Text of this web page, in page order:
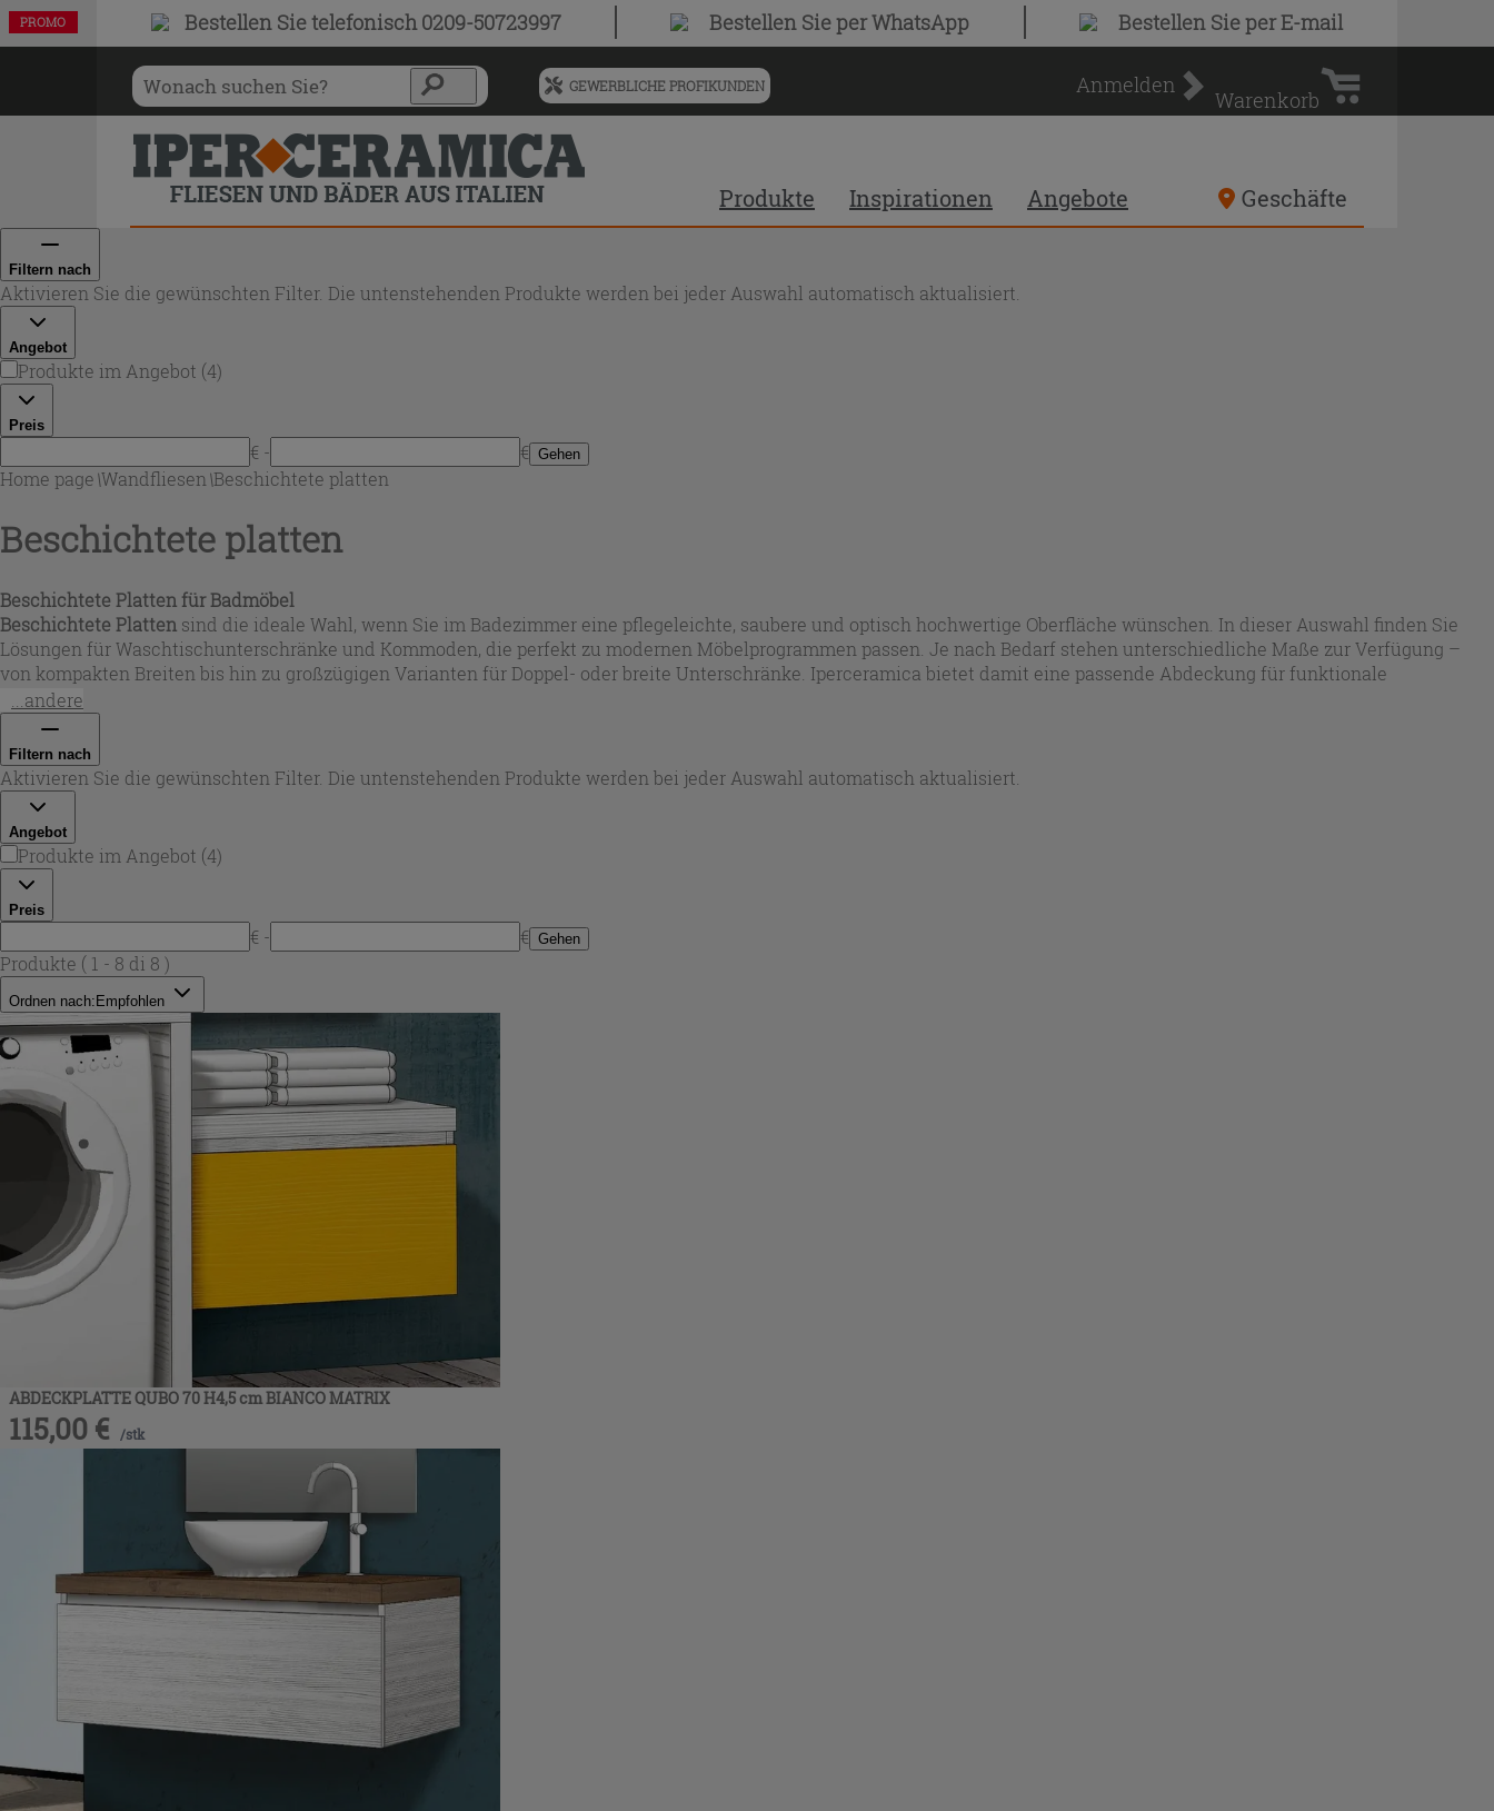
Bestellen Sietelefonisch 0209-50723997 Bestellen Sieper WhatsApp Bestellen Sieper E-mail
Menü
vorgeschlagenen
Siteinhalt
und
Suchprotokoll
GEWERBLICHE PROFIKUNDEN Anmelden
Warenkorb
Warenkorb
Produkte Inspirationen Angebote Geschäfte
Filtern nach
Aktivieren Sie die gewünschten Filter. Die untenstehenden Produkte werden bei jeder Auswahl automatisch aktualisiert.
Angebot
Produkte im Angebot (4)
Preis
€ - € Gehen
Home page\Wandfliesen \Beschichtete platten
Beschichtete platten
Beschichtete Platten für Badmöbel
Beschichtete Platten sind die ideale Wahl, wenn Sie im Badezimmer eine pflegeleichte, saubere und optisch hochwertige Oberfläche wünschen. In dieser Auswahl finden Sie
Lösungen für Waschtischunterschränke und Kommoden, die perfekt zu modernen Möbelprogrammen passen. Je nach Bedarf stehen unterschiedliche Maße zur Verfügung –
von kompakten Breiten bis hin zu großzügigen Varianten für Doppel- oder breite Unterschränke. Iperceramica bietet damit eine passende Abdeckung für funktionale
Badezimmerkonzepte, bei denen Design und Alltagstauglichkeit zusammenkommen.
...andere
Filtern nach
Aktivieren Sie die gewünschten Filter. Die untenstehenden Produkte werden bei jeder Auswahl automatisch aktualisiert.
Angebot
Produkte im Angebot (4)
Preis
€ - € Gehen
Produkte ( 1 - 8 di 8 )
Ordnen nach: Empfohlen
ABDECKPLATTE QUBO 70 H4,5 cm BIANCO MATRIX
115,00 € /stk
PROMO
PROMO
PROMO
PROMO